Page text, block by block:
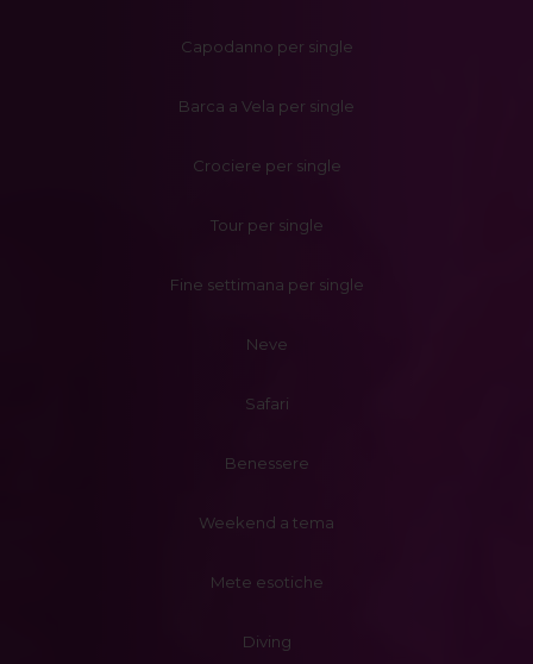
Capodanno per single
Barca a Vela per single
Crociere per single
Tour per single
Fine settimana per single
Neve
Safari
Benessere
Weekend a tema
Mete esotiche
Diving